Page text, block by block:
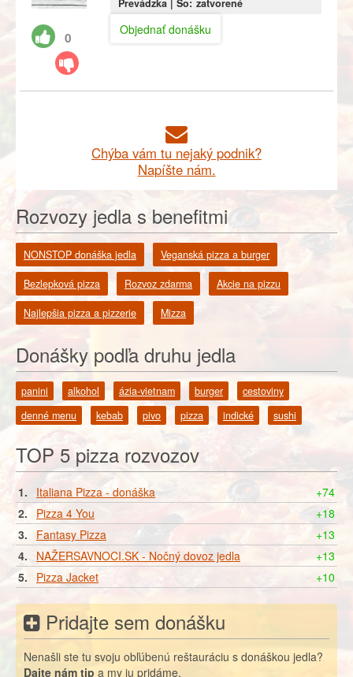
0
Prevádzka | So: zatvorené
Objednať donášku
Chýba vám tu nejaký podnik?
Napíšte nám.
Rozvozy jedla s benefitmi
NONSTOP donáška jedla Veganská pizza a burger
Bezlepková pizza Rozvoz zdarma Akcie na pizzu
Najlepšia pizza a pizzerie Mizza
Donášky podľa druhu jedla
panini alkohol ázia-vietnam burger
cestoviny
denné menu
kebab pivo pizza indické sushi
TOP 5 pizza rozvozov
1. Italiana Pizza - donáška
+74
2.
Pizza 4 You
+18
3.
Fantasy Pizza
+13
4.
NAŽERSAVNOCI.SK - Nočný dovoz jedla
+13
5.
Pizza Jacket +10
Pridajte sem donášku
Nenašli ste tu svoju obľúbenú reštauráciu s donáškou jedla?
Dajte nám tip a my ju pridáme.